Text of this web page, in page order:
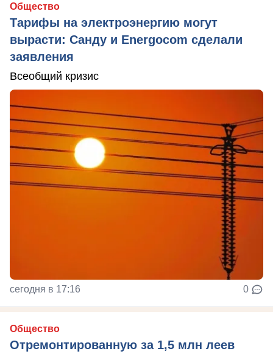
Общество
Тарифы на электроэнергию могут
вырасти: Санду и Energocom сделали
заявления
Всеобщий кризис
сегодня в 17:16 0
Общество
Отремонтированную за 1,5 млн леев